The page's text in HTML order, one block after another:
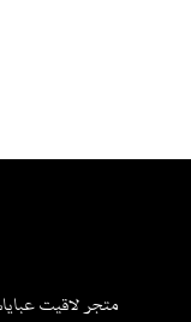
متجر لاقيت